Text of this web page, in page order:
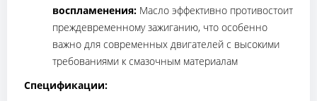
воспламенения: Масло эффективно противостоит
преждевременному зажиганию, что особенно
важно для современных двигателей с высокими
требованиями к смазочным материалам
Спецификации: